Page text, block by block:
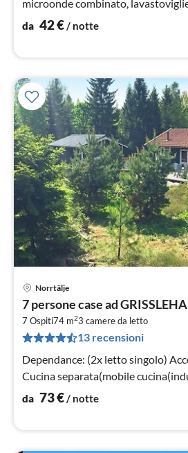
microonde combinato,
congelatore, acqua dal pozzo)
da 42€/ notte
Norrtälje
7 persone case ad
7 Ospiti74 m23 camere da letto
13 recensioni
Dependance: (2x letto singolo) Accesso a Internet DSL,
Cucina separata(mobile
da 73€/ notte